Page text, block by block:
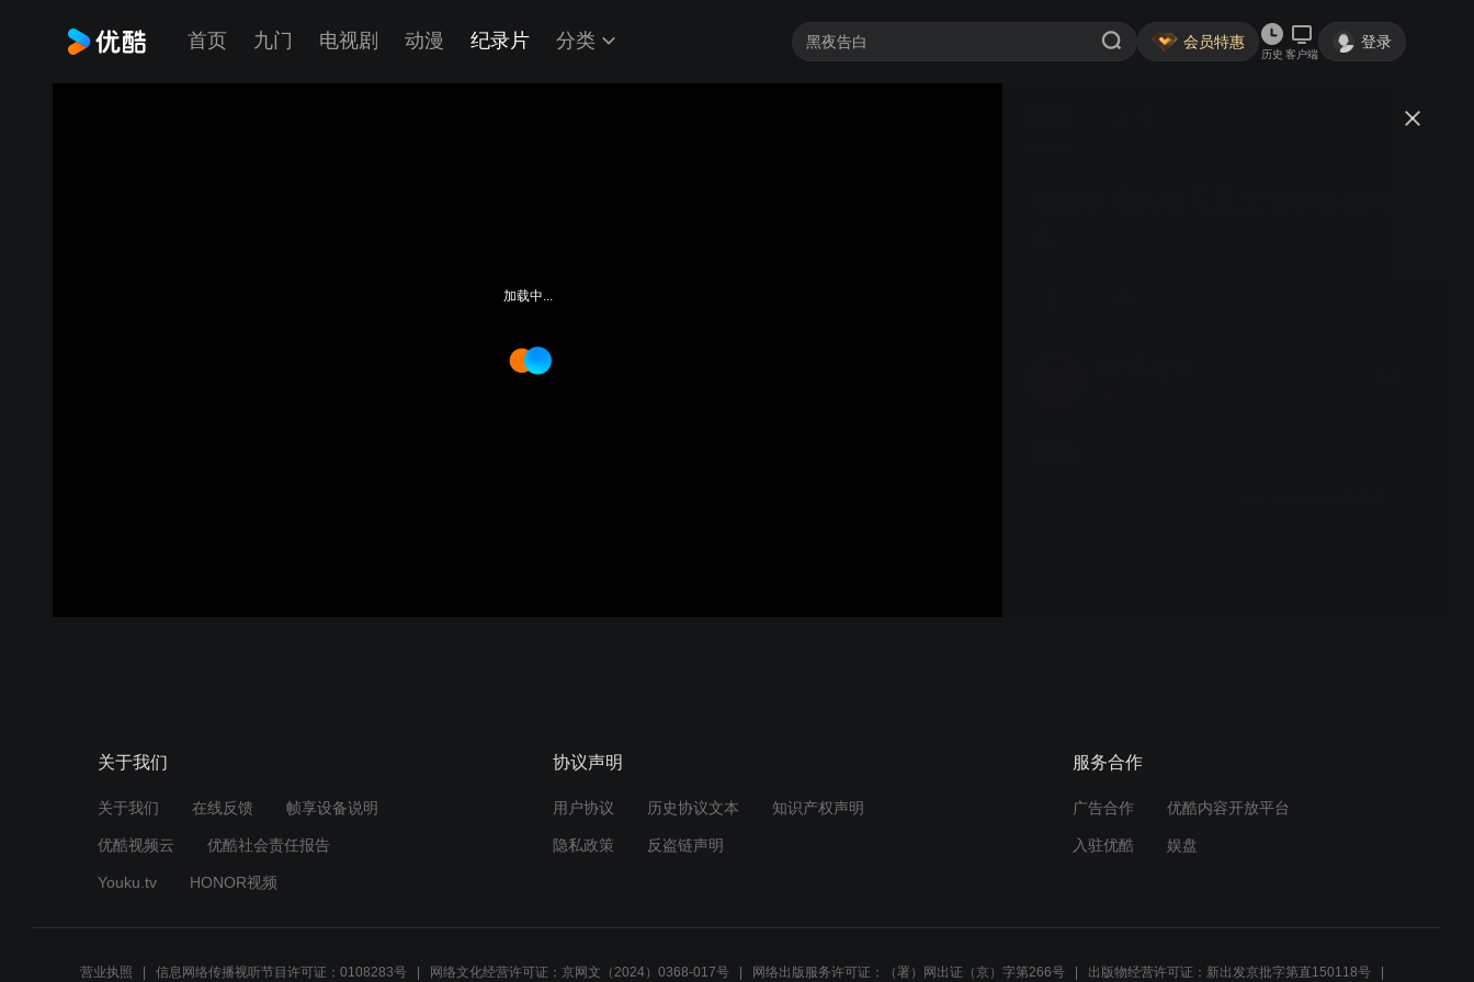
首页 九门 电视剧 动漫 纪录片 分类 会员特惠
历史 客户端
登录
加载中...
关于我们
关于我们 在线反馈 帧享设备说明
优酷视频云 优酷社会责任报告
Youku.tv HONOR视频
协议声明
用户协议 历史协议文本 知识产权声明
隐私政策 反盗链声明
服务合作
广告合作 优酷内容开放平台
入驻优酷 娱盘
营业执照 信息网络传播视听节目许可证：0108283号 网络文化经营许可证：京网文（2024）0368-017号 网络出版服务许可证：（署）网出证（京）字第266号 出版物经营许可证：新出发京批字第直150118号